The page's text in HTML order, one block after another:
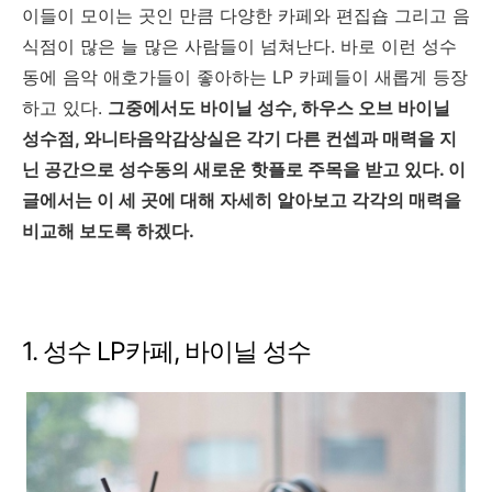
이들이 모이는 곳인 만큼 다양한 카페와 편집숍 그리고 음
식점이 많은 늘 많은 사람들이 넘쳐난다. 바로 이런 성수
동에 음악 애호가들이 좋아하는 LP 카페들이 새롭게 등장
하고 있다. 그중에서도 바이닐 성수, 하우스 오브 바이닐
성수점, 와니타음악감상실은 각기 다른 컨셉과 매력을 지
닌 공간으로 성수동의 새로운 핫플로 주목을 받고 있다. 이
글에서는 이 세 곳에 대해 자세히 알아보고 각각의 매력을
비교해 보도록 하겠다.
1. 성수 LP카페, 바이닐 성수